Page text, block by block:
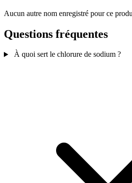
Aucun autre nom enregistré pour ce
Questions fréquentes
À quoi sert le chlorure de sodium ?